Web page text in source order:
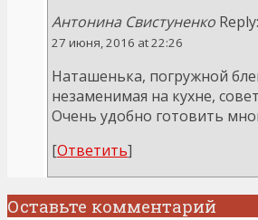
Антонина Свистуненко Reply:
27 июня, 2016 at 22:26
Наташенька, погружной
незаменимая на кухне,
Очень удобно готовить
[Ответить]
Оставьте комментарий